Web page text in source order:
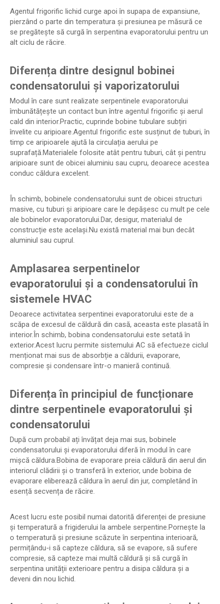
Agentul frigorific lichid curge apoi în supapa de expansiune,
pierzând o parte din temperatura și presiunea pe măsură ce
se pregătește să curgă în serpentina evaporatorului pentru un
alt ciclu de răcire.
Diferența dintre designul bobinei
condensatorului și vaporizatorului
Modul în care sunt realizate serpentinele evaporatorului
îmbunătățește un contact bun între agentul frigorific și aerul
cald din interior.Practic, cuprinde bobine tubulare subțiri
învelite cu aripioare.Agentul frigorific este susținut de tuburi, în
timp ce aripioarele ajută la circulația aerului pe
suprafață.Materialele folosite atât pentru tuburi, cât și pentru
aripioare sunt de obicei aluminiu sau cupru, deoarece acestea
conduc căldura excelent.
În schimb, bobinele condensatorului sunt de obicei structuri
masive, cu tuburi și aripioare care le depășesc cu mult pe cele
ale bobinelor evaporatorului.Dar, desigur, materialul de
construcție este același.Nu există material mai bun decât
aluminiul sau cuprul.
Amplasarea serpentinelor
evaporatorului și a condensatorului în
sistemele HVAC
Deoarece activitatea serpentinei evaporatorului este de a
scăpa de excesul de căldură din casă, aceasta este plasată în
interior.În schimb, bobina condensatorului este setată în
exterior.Acest lucru permite sistemului AC să efectueze ciclul
menționat mai sus de absorbție a căldurii, evaporare,
compresie și condensare într-o manieră continuă.
Diferența în principiul de funcționare
dintre serpentinele evaporatorului și
condensatorului
După cum probabil ați învățat deja mai sus, bobinele
condensatorului și evaporatorului diferă în modul în care
mișcă căldura.Bobina de evaporare preia căldură din aerul din
interiorul clădirii și o transferă în exterior, unde bobina de
evaporare eliberează căldura în aerul din jur, completând în
esență secvența de răcire.
Acest lucru este posibil numai datorită diferenței de presiune
și temperatură a frigiderului la ambele serpentine.Pornește la
o temperatură și presiune scăzute în serpentina interioară,
permițându-i să capteze căldura, să se evapore, să sufere
compresie, să capteze mai multă căldură și să curgă în
serpentina unității exterioare pentru a disipa căldura și a
deveni din nou lichid.